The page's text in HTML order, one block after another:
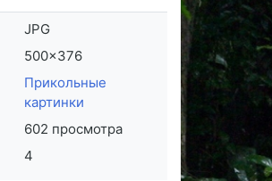
JPG
500×376
Прикольные
картинки
602 просмотра
4